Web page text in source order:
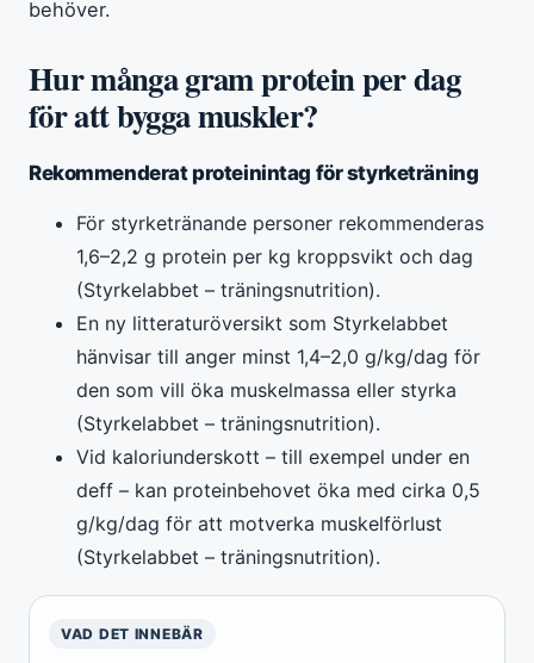
behöver.
Hur många gram protein per dag
för att bygga muskler?
Rekommenderat proteinintag för styrketräning
För styrketränande personer rekommenderas
1,6–2,2 g protein per kg kroppsvikt och dag
(Styrkelabbet – träningsnutrition).
En ny litteraturöversikt som Styrkelabbet
hänvisar till anger minst 1,4–2,0 g/kg/dag för
den som vill öka muskelmassa eller styrka
(Styrkelabbet – träningsnutrition).
Vid kaloriunderskott – till exempel under en
deff – kan proteinbehovet öka med cirka 0,5
g/kg/dag för att motverka muskelförlust
(Styrkelabbet – träningsnutrition).
VAD DET INNEBÄR